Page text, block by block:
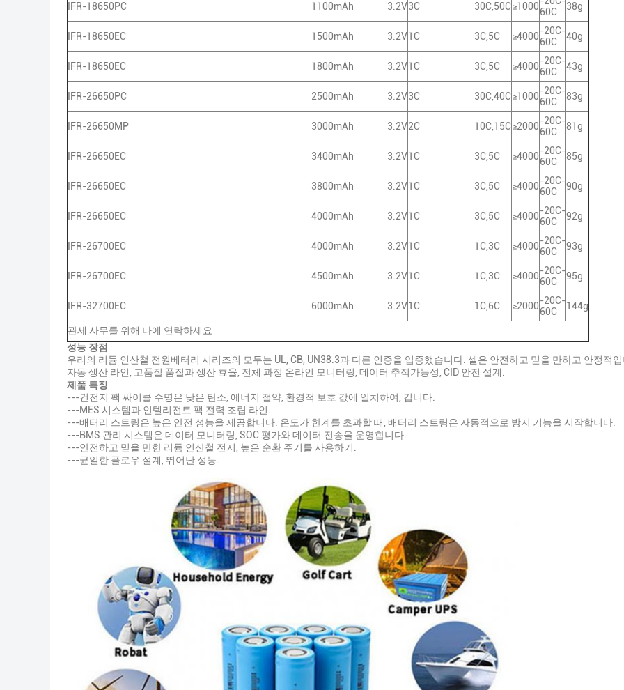
IFR-18650PC 1100mAh 3.2V3C 30C,50C≥100060C
38g
IFR-18650EC 1500mAh 3.2V1C 3C,5C ≥4000-20C-
60C
40g
IFR-18650EC 1800mAh 3.2V1C 3C,5C ≥4000-20C-
60C
43g
IFR-26650PC 2500mAh 3.2V3C 30C,40C≥1000-20C-
60C
83g
IFR-26650MP 3000mAh 3.2V2C 10C,15C≥2000-20C-
60C
81g
IFR-26650EC 3400mAh 3.2V1C 3C,5C ≥4000-20C-
60C
85g
IFR-26650EC 3800mAh 3.2V1C 3C,5C ≥4000-20C-
60C
90g
IFR-26650EC 4000mAh 3.2V1C 3C,5C ≥4000-20C-
60C
92g
IFR-26700EC 4000mAh 3.2V1C 1C,3C ≥4000-20C-
60C
93g
IFR-26700EC 4500mAh 3.2V1C 1C,3C ≥4000-20C-
60C
95g
IFR-32700EC 6000mAh 3.2V1C 1C,6C ≥2000-20C-
60C
144g
관세 사무를 위해 나에 연락하세요
성능 장점
우리의 리듐 인산철 전원베터리 시리즈의 모두는 UL, CB, UN38.3과 다른 인증을 입증했습니다. 셀은 안전하고 믿을 만하고 안정적
자동 생산 라인, 고품질 품질과 생산 효율, 전체 과정 온라인 모니터링, 데이터 추적가능성, CID 안전 설계.
제품 특징
---건전지 팩 싸이클 수명은 낮은 탄소, 에너지 절약, 환경적 보호 값에 일치하여, 깁니다.
---MES 시스템과 인텔리전트 팩 전력 조립 라인.
---배터리 스트링은 높은 안전 성능을 제공합니다. 온도가 한계를 초과할 때, 배터리 스트링은 자동적으로 방지 기능을 시작합니다.
---BMS 관리 시스템은 데이터 모니터링, SOC 평가와 데이터 전송을 운영합니다.
---안전하고 믿을 만한 리듐 인산철 전지, 높은 순환 주기를 사용하기.
---균일한 플로우 설계, 뛰어난 성능.